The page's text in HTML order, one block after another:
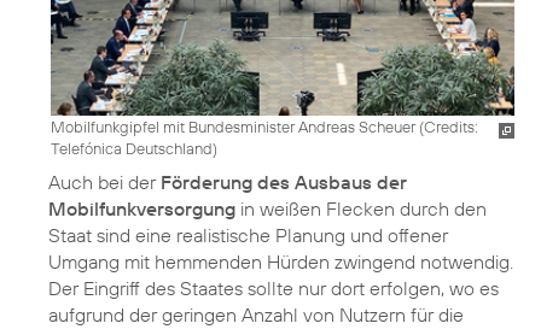
Mobilfunkgipfel mit Bundesminister Andreas Scheuer (Credits:
Telefónica Deutschland)
Auch bei der Förderung des Ausbaus der
Mobilfunkversorgung in weißen Flecken durch den
Staat sind eine realistische Planung und offener
Umgang mit hemmenden Hürden zwingend notwendig.
Der Eingriff des Staates sollte nur dort erfolgen, wo es
aufgrund der geringen Anzahl von Nutzern für die